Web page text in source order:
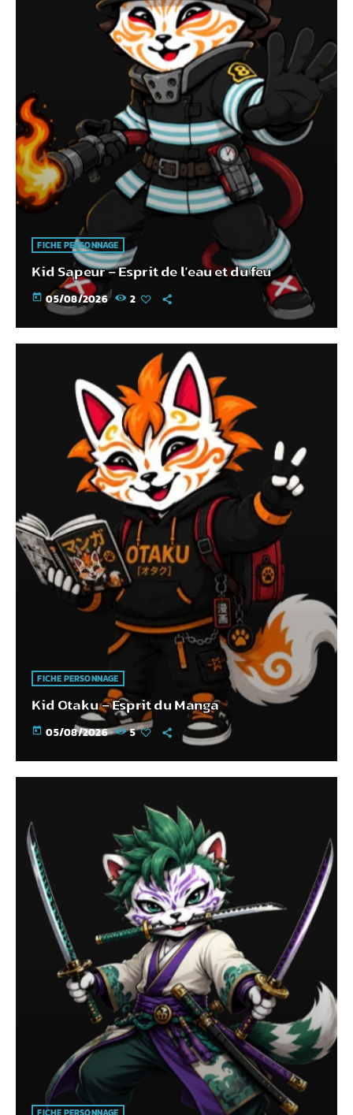
FICHE PERSONNAGE
Kid Sapeur – Esprit de l’eau et du feu
today 05/08/2026 2
FICHE PERSONNAGE
Kid Otaku – Esprit du Manga
today 05/08/2026 5
FICHE PERSONNAGE